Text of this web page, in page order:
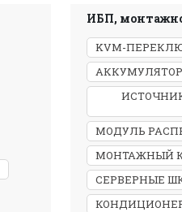
ИБП,
KVM-
МОДУЛЬ
МОНТАЖНЫЙ
СЕРВЕРНЫЕ